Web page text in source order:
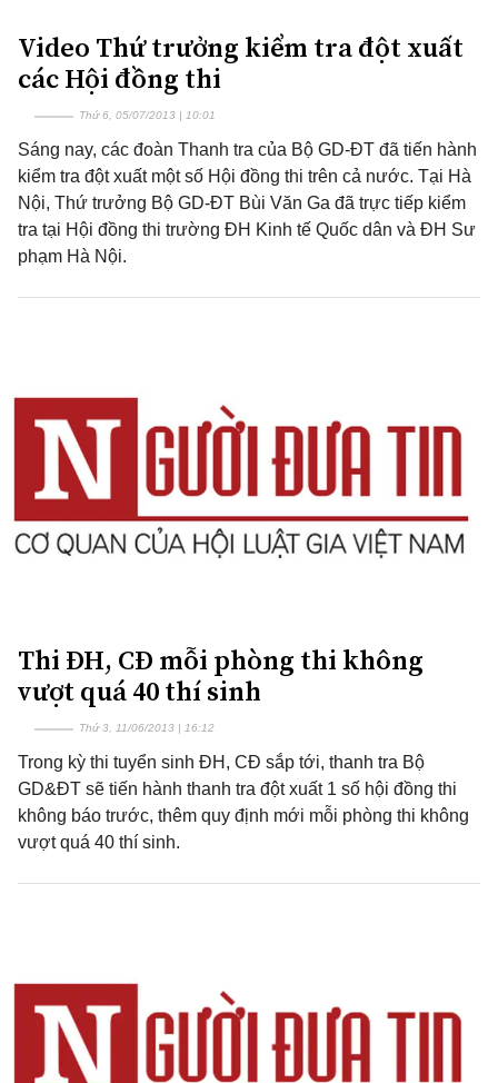
Video Thứ trưởng kiểm tra đột xuất
các Hội đồng thi
Thứ 6, 05/07/2013 | 10:01
Sáng nay, các đoàn Thanh tra của Bộ GD-ĐT đã tiến hành
kiểm tra đột xuất một số Hội đồng thi trên cả nước. Tại Hà
Nội, Thứ trưởng Bộ GD-ĐT Bùi Văn Ga đã trực tiếp kiểm
tra tại Hội đồng thi trường ĐH Kinh tế Quốc dân và ĐH Sư
phạm Hà Nội.
Thi ĐH, CĐ mỗi phòng thi không
vượt quá 40 thí sinh
Thứ 3, 11/06/2013 | 16:12
Trong kỳ thi tuyển sinh ĐH, CĐ sắp tới, thanh tra Bộ
GD&ĐT sẽ tiến hành thanh tra đột xuất 1 số hội đồng thi
không báo trước, thêm quy định mới mỗi phòng thi không
vượt quá 40 thí sinh.